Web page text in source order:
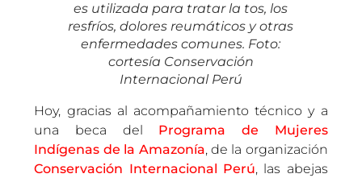
es utilizada para tratar la tos, los
resfríos, dolores reumáticos y otras
enfermedades comunes. Foto:
cortesía Conservación
Internacional Perú
Hoy, gracias al acompañamiento técnico y a
una beca del Programa de Mujeres
Indígenas de la Amazonía, de la organización
Conservación Internacional Perú, las abejas